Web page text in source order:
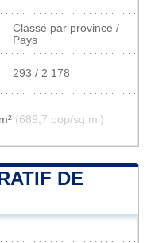
Classé par province /
Pays
293 / 2 178
(689,7 pop/sq mi)
DE